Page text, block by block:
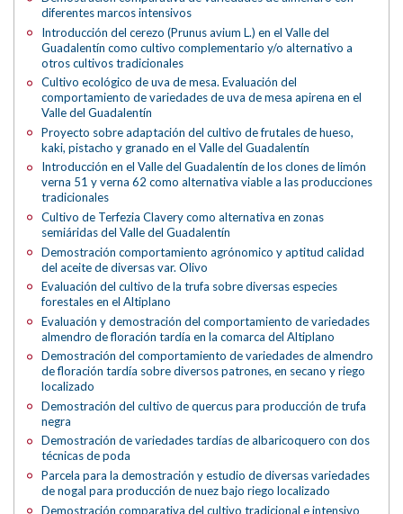
diferentes marcos intensivos
Introducción del cerezo (Prunus avium L.) en el Valle del
Guadalentín como cultivo complementario y/o alternativo a
otros cultivos tradicionales
Cultivo ecológico de uva de mesa. Evaluación del
comportamiento de variedades de uva de mesa apirena en el
Valle del Guadalentín
Proyecto sobre adaptación del cultivo de frutales de hueso,
kaki, pistacho y granado en el Valle del Guadalentín
Introducción en el Valle del Guadalentín de los clones de limón
verna 51 y verna 62 como alternativa viable a las producciones
tradicionales
Cultivo de Terfezia Clavery como alternativa en zonas
semiáridas del Valle del Guadalentín
Demostración comportamiento agrónomico y aptitud calidad
del aceite de diversas var. Olivo
Evaluación del cultivo de la trufa sobre diversas especies
forestales en el Altiplano
Evaluación y demostración del comportamiento de variedades
almendro de floración tardía en la comarca del Altiplano
Demostración del comportamiento de variedades de almendro
de floración tardía sobre diversos patrones, en secano y riego
localizado
Demostración del cultivo de quercus para producción de trufa
negra
Demostración de variedades tardías de albaricoquero con dos
técnicas de poda
Parcela para la demostración y estudio de diversas variedades
de nogal para producción de nuez bajo riego localizado
Demostración comparativa del cultivo tradicional e intensivo